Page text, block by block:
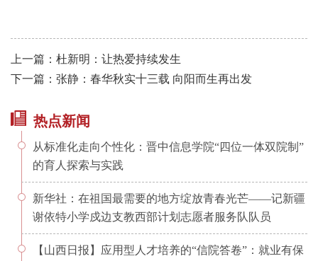
上一篇：杜新明：让热爱持续发生
下一篇：张静：春华秋实十三载 向阳而生再出发
热点新闻
从标准化走向个性化：晋中信息学院“四位一体双院制”
的育人探索与实践
新华社：在祖国最需要的地方绽放青春光芒——记新疆
谢依特小学戍边支教西部计划志愿者服务队队员
【山西日报】应用型人才培养的“信院答卷”：就业有保